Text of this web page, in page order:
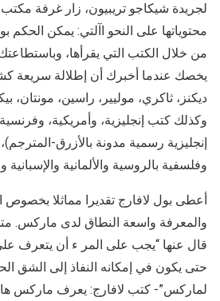
محتوياتها على النحو اآلتي: يمكن الحكم
من خلال الكتب التي يقرأها،
يخصك عندما أخبرك أن إطلالة سريعة
ديكنز، ثاكري، موليير، راسين، مونتان،
وكذلك كتب إنجليزية، وأمريكية،
إنجليزية رسمية مدونة بالأزرق-
وفلسفية بالروسية والألمانية والإسبانية
أعطى بول لافارج تقديرا مماثلا بخصوص
والمعرفة واسعة النطاق لدى ماركس.
قال عنها “يجب على المر ء أن يتعرف
حتى يكون في إمكانه النفاذ إلى الشق
لماركس”- كتب لافارج: يعرف ماركس